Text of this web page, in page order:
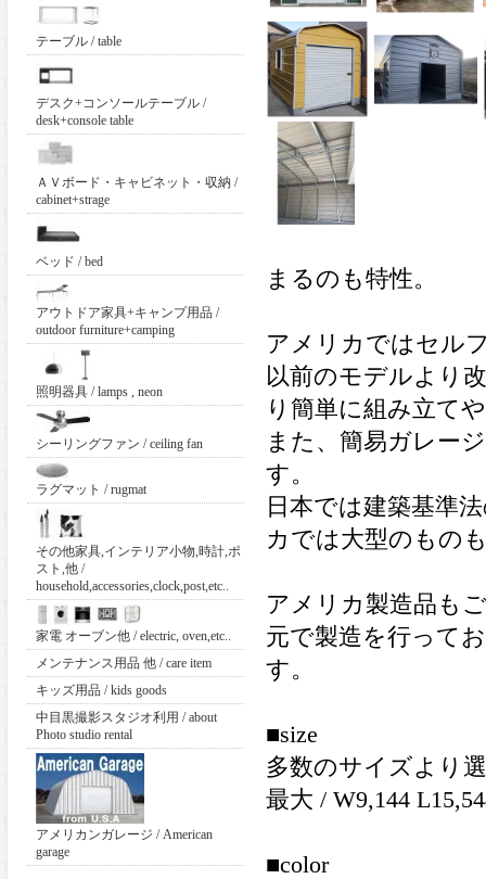
テーブル / table
デスク+コンソールテーブル /
desk+console table
ＡＶボード・キャビネット・収納 /
cabinet+strage
ベッド / bed
アウトドア家具+キャンプ用品 /
outdoor furniture+camping
照明器具 / lamps , neon
シーリングファン / ceiling fan
ラグマット / rugmat
その他家具,インテリア小物,時計,ポ
スト,他 /
household,accessories,clock,post,etc..
家電 オーブン他 / electric, oven,etc..
メンテナンス用品 他 / care item
キッズ用品 / kids goods
中目黒撮影スタジオ利用 / about
Photo studio rental
アメリカンガレージ / American
garage
まるのも特性。
アメリカではセル
以前のモデルより
り簡単に組み立て
また、簡易ガレー
す。
日本では建築基準
カでは大型のもの
アメリカ製造品も
元で製造を行って
す。
■size
多数のサイズより
最大 / W9,144
■color